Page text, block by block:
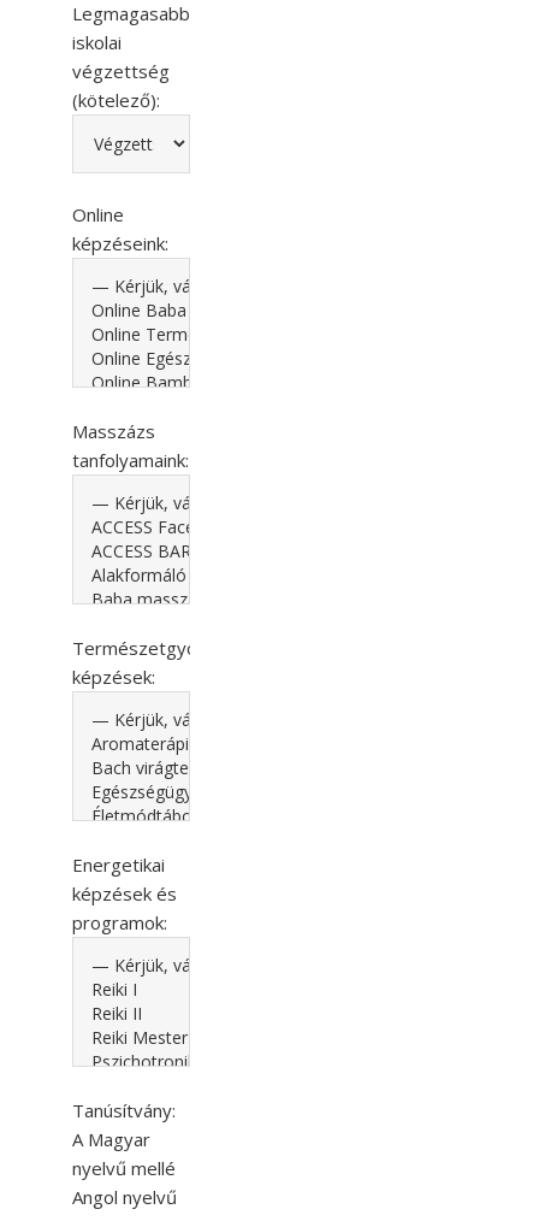
Legmagasabb
iskolai
végzettség
(kötelező):
Online
képzéseink:
Masszázs
tanfolyamaink:
Természetgyógyászati
képzések:
Energetikai
képzések és
programok:
Tanúsítvány:
A Magyar
nyelvű mellé
Angol nyelvű